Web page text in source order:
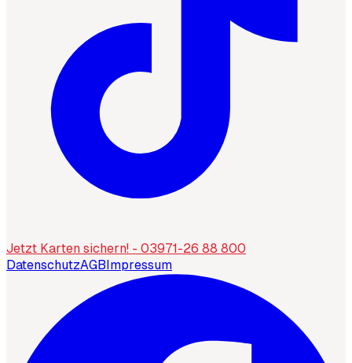
Jetzt Karten sichern! - 03971-26 88 800
DatenschutzAGBImpressum